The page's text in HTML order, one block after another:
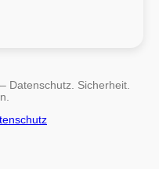
Datenschutz. Sicherheit.